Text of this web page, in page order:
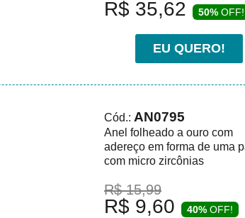
R$ 35,62 50% OFF!
EU QUERO!
Cód.: AN0795
Anel folheado a ouro com
adereço em forma de uma
com micro zircônias
R$ 15,99
R$ 9,60 40% OFF!